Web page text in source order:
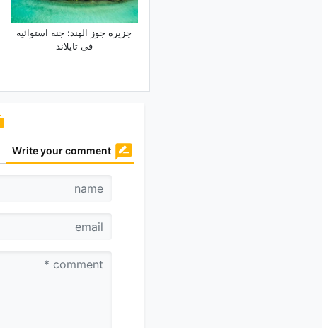
جزیره جوز الهند: جنه استوائیه
فی تایلاند
Write your comment